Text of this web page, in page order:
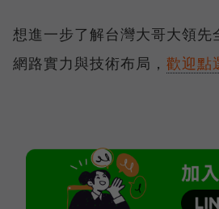
想進一步了解台灣大哥大領先
網路實力與技術布局， 歡迎點